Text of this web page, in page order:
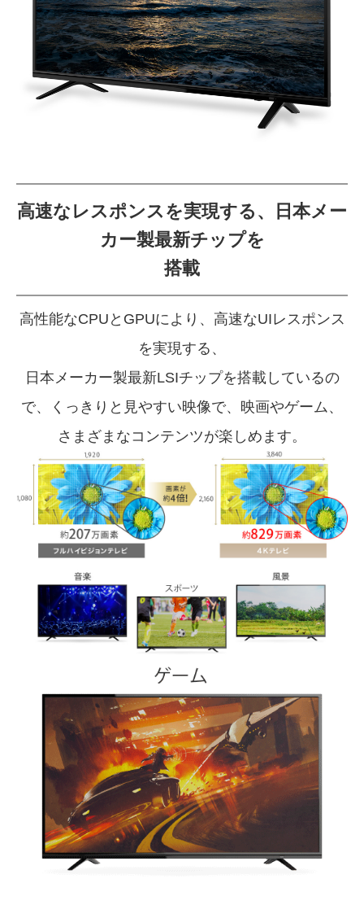
高速なレスポンスを実現する、
日本メー
カー製最新チップを
搭載
高性能なCPUとGPUにより、高速なUIレスポンス
を実現する、
日本メーカー製最新LSIチップを搭載しているの
で、
くっきりと見やすい映像で、映画やゲーム、
さまざまなコンテンツが楽しめます。